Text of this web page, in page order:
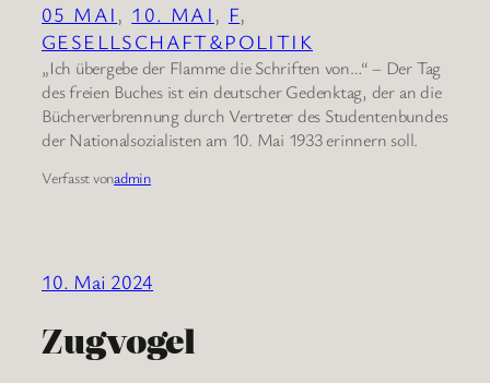
05 MAI , 10. MAI , F
GESELLSCHAFT&POLITIK
„Ich übergebe der Flamme die Schriften von…“ – Der Tag
des freien Buches ist ein deutscher Gedenktag, der an die
Bücherverbrennung durch Vertreter des Studentenbundes
der Nationalsozialisten am 10. Mai 1933 erinnern soll.
Verfasst vonadmin
10. Mai 2024
Zugvogel